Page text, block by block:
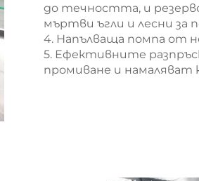
до течността, и
мъртви ъгли и лесни за
4. Напълваща помпа от
5. Ефективните
промиване и намаляват